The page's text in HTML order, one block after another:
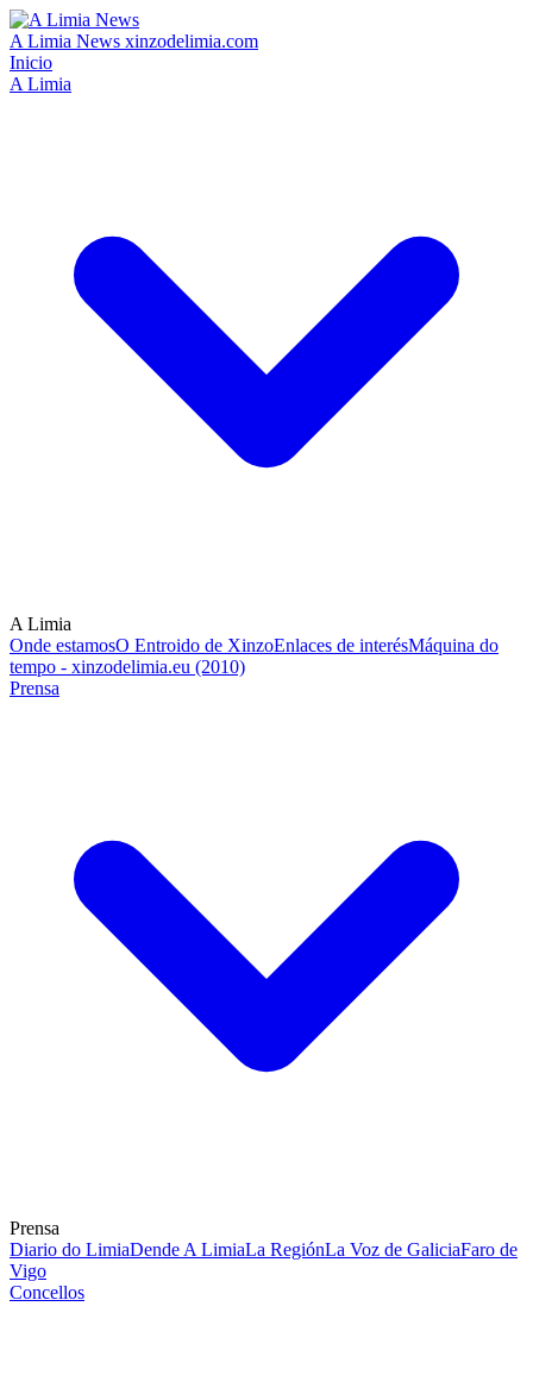
A Limia News xinzodelimia.com
Inicio
A Limia
A Limia
Onde estamosO Entroido de XinzoEnlaces de interésMáquina do
tempo - xinzodelimia.eu (2010)
Prensa
Prensa
Diario do LimiaDende A LimiaLa RegiónLa Voz de GaliciaFaro de
Vigo
Concellos